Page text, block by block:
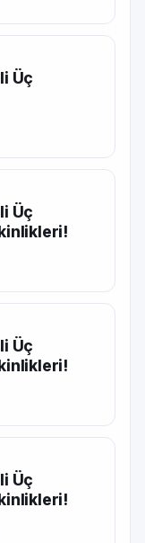
Üç
Üç
Üç
Üç